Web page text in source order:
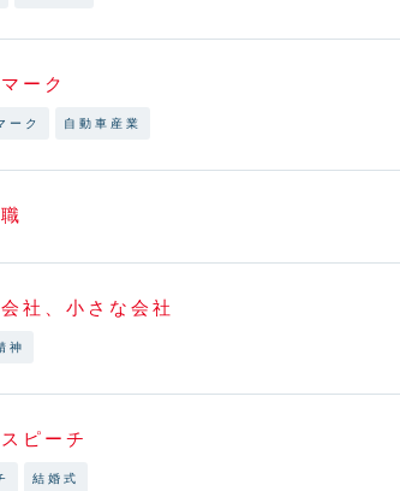
ーク
ーク 自動車産業
社、小さな会社
神
ピーチ
結婚式